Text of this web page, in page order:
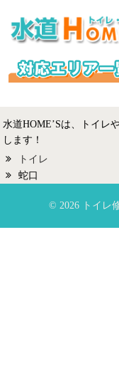
水道HOME’Sは、トイレ
します！
トイレ
蛇口
© 2026 トイレ